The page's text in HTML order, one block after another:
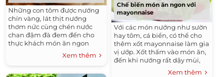
Những con tôm được nướng
chín vàng, lát thịt nướng
thơm nức cùng chén nước
chan đậm đà đem đến cho
thực khách món ăn ngon
Xem thêm
Chế biến món ăn ngon với
mayonnaise
Với các món nướng như sườn
hay tôm, cá biển, có thể cho
thêm xốt mayonnaise làm gia
vị ướp. Xốt thấm vào món ăn,
đến khi nướng rất dậy mùi,
khiến vị đậm đà hơn hẳn.
Xem thêm